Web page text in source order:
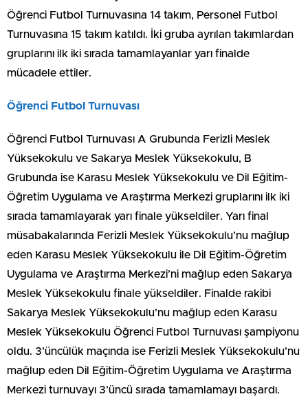
Öğrenci Futbol Turnuvasına 14 takım, Personel Futbol
Turnuvasına 15 takım katıldı. İki gruba ayrılan takımlardan
gruplarını ilk iki sırada tamamlayanlar yarı finalde
mücadele ettiler.
Öğrenci Futbol Turnuvası
Öğrenci Futbol Turnuvası A Grubunda Ferizli Meslek
Yüksekokulu ve Sakarya Meslek Yüksekokulu, B
Grubunda ise Karasu Meslek Yüksekokulu ve Dil Eğitim-
Öğretim Uygulama ve Araştırma Merkezi gruplarını ilk iki
sırada tamamlayarak yarı finale yükseldiler. Yarı final
müsabakalarında Ferizli Meslek Yüksekokulu’nu mağlup
eden Karasu Meslek Yüksekokulu ile Dil Eğitim-Öğretim
Uygulama ve Araştırma Merkezi’ni mağlup eden Sakarya
Meslek Yüksekokulu finale yükseldiler. Finalde rakibi
Sakarya Meslek Yüksekokulu’nu mağlup eden Karasu
Meslek Yüksekokulu Öğrenci Futbol Turnuvası şampiyonu
oldu. 3’üncülük maçında ise Ferizli Meslek Yüksekokulu’nu
mağlup eden Dil Eğitim-Öğretim Uygulama ve Araştırma
Merkezi turnuvayı 3’üncü sırada tamamlamayı başardı.